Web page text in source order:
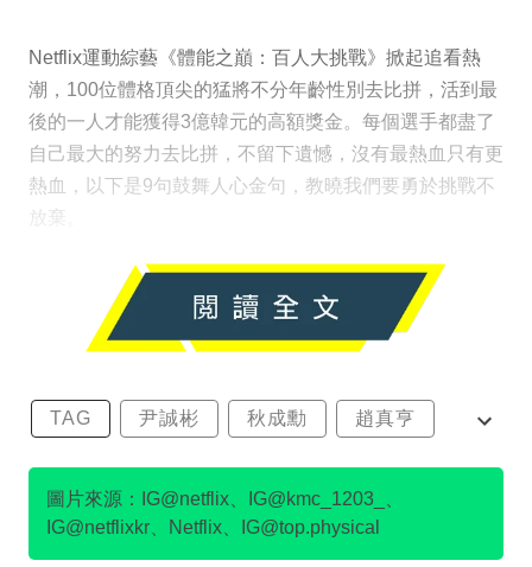
Netflix運動綜藝《體能之巔：百人大挑戰》掀起追看熱
潮，100位體格頂尖的猛將不分年齡性別去比拼，活到最
後的一人才能獲得3億韓元的高額獎金。每個選手都盡了
自己最大的努力去比拼，不留下遺憾，沒有最熱血只有更
熱血，以下是9句鼓舞人心金句，教曉我們要勇於挑戰不
放棄。
TAG 尹誠彬 秋成勳 趙真亨
金民澈
圖片來源：IG@netflix、IG@kmc_1203_、
IG@netflixkr、Netflix、IG@top.physical